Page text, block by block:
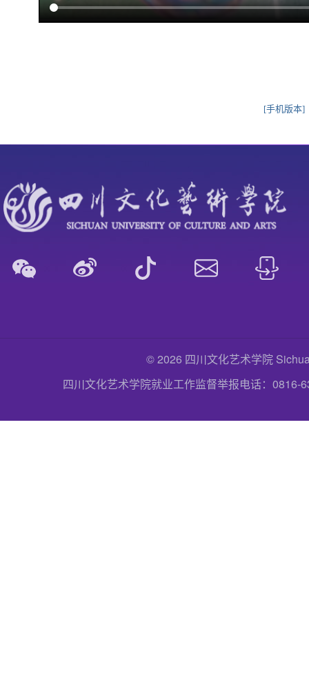
[手机版本]
© 2026 四川文化艺术学院
四川文化艺术学院就业工作监督举报电话：